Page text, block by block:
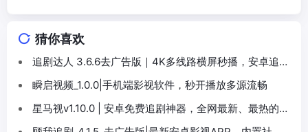
猜你喜欢
追剧达人 3.6.6去广告版｜4K多线路横屏秒播，安卓追剧
真全能
瞬启视频_1.0.0|手机端影视软件，秒开播放多源流畅
星马视v1.10.0 | 安卓免费追剧神器，全网最新、最热的影
视资源